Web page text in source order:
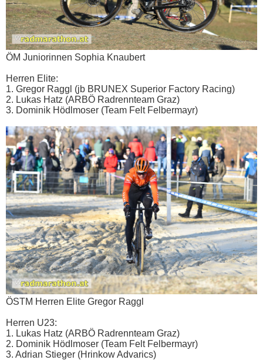
ÖM Juniorinnen Sophia Knaubert
Herren Elite:
1. Gregor Raggl (jb BRUNEX Superior Factory Racing)
2. Lukas Hatz (ARBÖ Radrennteam Graz)
3. Dominik Hödlmoser (Team Felt Felbermayr)
ÖSTM Herren Elite Gregor Raggl
Herren U23:
1. Lukas Hatz (ARBÖ Radrennteam Graz)
2. Dominik Hödlmoser (Team Felt Felbermayr)
3. Adrian Stieger (Hrinkow Advarics)